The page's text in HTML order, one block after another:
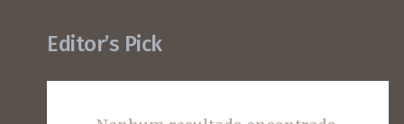
Editor’s Pick